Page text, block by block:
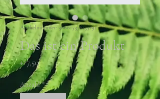
Artikelnummer: 366615376135191
Das ist ein Produkt
€ 7,50Preis
Anzahl *